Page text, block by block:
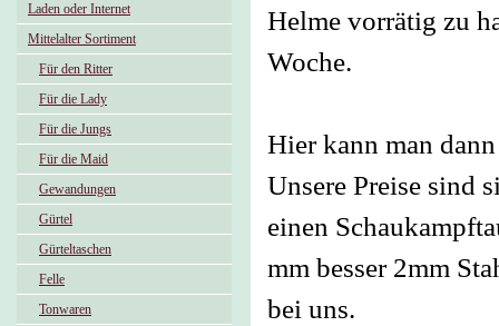
Laden oder Internet
Mittelalter Sortiment
Für den Ritter
Für die Lady
Für die Jungs
Für die Maid
Gewandungen
Gürtel
Gürteltaschen
Felle
Tonwaren
Helme vorrätig zu
Woche.
Hier kann man
Unsere Preise sind
einen
mm besser 2mm
bei uns.